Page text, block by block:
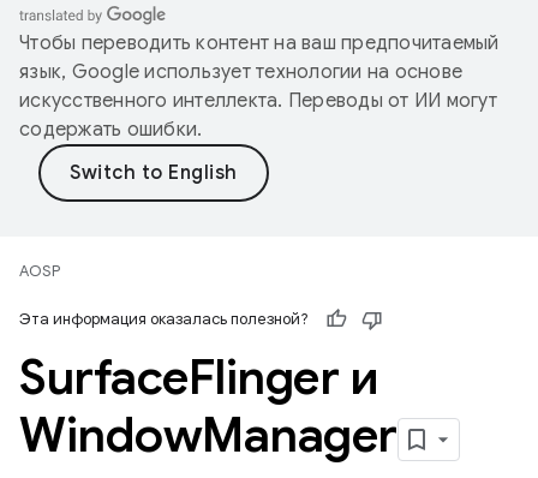
Чтобы переводить контент на ваш предпочитаемый
язык, Google использует технологии на основе
искусственного интеллекта. Переводы от ИИ могут
содержать ошибки.
AOSP
Эта информация оказалась полезной?
SurfaceFlinger и
WindowManager